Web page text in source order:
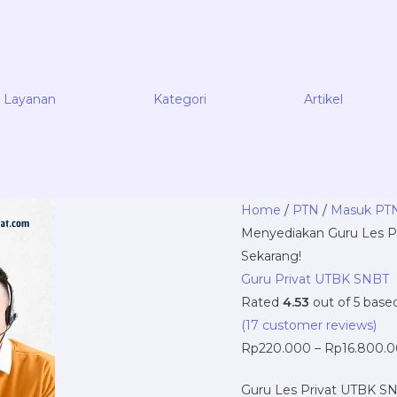
Layanan Kategori Artikel
Home / PTN / Masuk
Menyediakan Guru Les
Sekarang!
Guru Privat UTBK SNBT
Rated 4.53 out of 5
(17 customer reviews)
Rp220.000 – Rp
Guru Les Privat UTBK
NgajarPrivat.com
Menyediakan
Guru
Les
Privat
UTBK
SNBT
Sepatan,